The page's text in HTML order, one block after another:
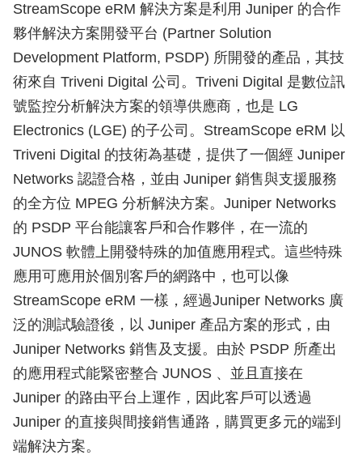
StreamScope eRM 解決方案是利用 Juniper 的合作
夥伴解決方案開發平台 (Partner Solution
Development Platform, PSDP) 所開發的產品，其技
術來自 Triveni Digital 公司。Triveni Digital 是數位訊
號監控分析解決方案的領導供應商，也是 LG
Electronics (LGE) 的子公司。StreamScope eRM 以
Triveni Digital 的技術為基礎，提供了一個經 Juniper
Networks 認證合格，並由 Juniper 銷售與支援服務
的全方位 MPEG 分析解決方案。Juniper Networks
的 PSDP 平台能讓客戶和合作夥伴，在一流的
JUNOS 軟體上開發特殊的加值應用程式。這些特殊
應用可應用於個別客戶的網路中，也可以像
StreamScope eRM 一樣，經過Juniper Networks 廣
泛的測試驗證後，以 Juniper 產品方案的形式，由
Juniper Networks 銷售及支援。由於 PSDP 所產出
的應用程式能緊密整合 JUNOS 、並且直接在
Juniper 的路由平台上運作，因此客戶可以透過
Juniper 的直接與間接銷售通路，購買更多元的端到
端解決方案。